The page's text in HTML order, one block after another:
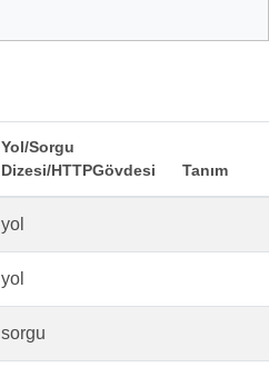
Yol/Sorgu
Dizesi/HTTPGövdesi
Tanım
yol
yol
sorgu